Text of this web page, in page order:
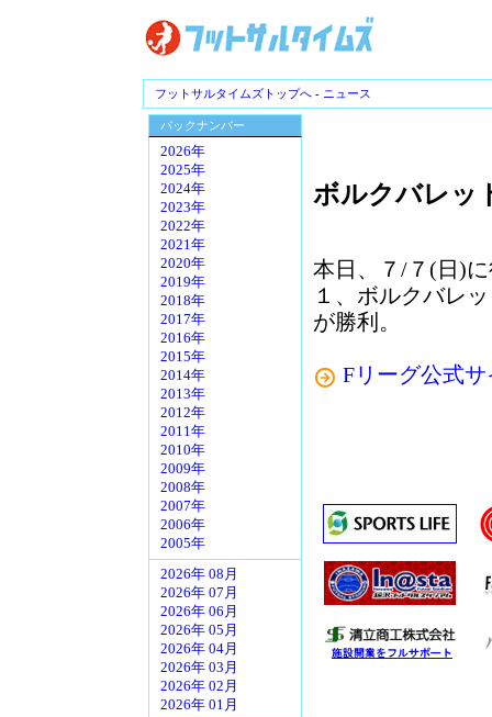
フットサルタイムズトップへ - ニュース
バックナンバー
2026年
2025年
2024年
2023年
2022年
2021年
2020年
2019年
2018年
2017年
2016年
2015年
2014年
2013年
2012年
2011年
2010年
2009年
2008年
2007年
2006年
2005年
2026年 08月
2026年 07月
2026年 06月
2026年 05月
2026年 04月
2026年 03月
2026年 02月
2026年 01月
ボルクバレッ
本日、７/７(日)
１、ボルクバレ
が勝利。
Fリーグ公式サ